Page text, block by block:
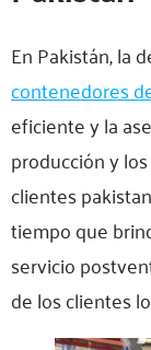
En Pakistán, la
contenedores
eficiente y la
producción y
clientes
tiempo que
servicio
de los clientes